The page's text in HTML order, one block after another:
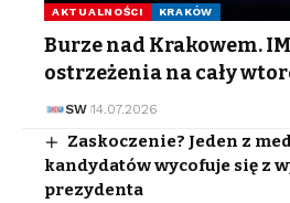
AKTUALNOŚCI KRAKÓW
Burze nad Krakowem.
ostrzeżenia na cały
SW 14.07.2026
Zaskoczenie? Jeden z
kandydatów wycofuje się z
prezydenta